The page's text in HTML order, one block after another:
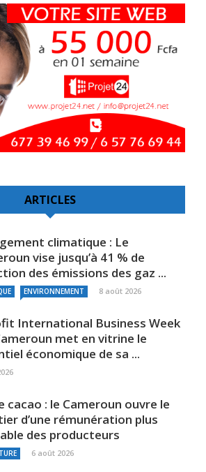
ARTICLES
climatique : Le
vise jusqu’à 41 % de
des émissions des gaz ...
ENVIRONNEMENT 8 août 2026
International Business Week
met en vitrine le
économique de sa ...
cacao : le Cameroun ouvre le
d’une rémunération plus
des producteurs
6 août 2026